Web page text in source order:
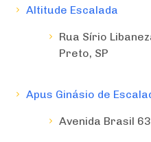
Altitude Escalada
Rua Sírio
Preto, SP
Apus Ginásio de
Avenida Brasil